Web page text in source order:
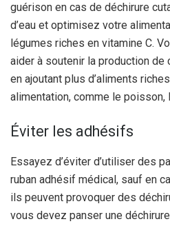
guérison en cas de déchirure
d’eau et optimisez votre
légumes riches en vitamine C.
aider à soutenir la production de
en ajoutant plus d’aliments
alimentation, comme le
Éviter les adhésifs
Essayez d’éviter d’utiliser des
ruban adhésif médical, sauf en
ils peuvent provoquer des
vous devez panser une